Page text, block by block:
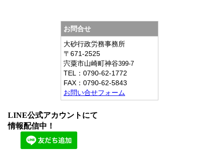
お問合せ
大砂行政労務事務所
〒671-2525
宍粟市山崎町神谷399-7
TEL： 0790-62-1772
FAX： 0790-62-5843
お問い合せフォーム
LINE公式アカウントにて
情報配信中！